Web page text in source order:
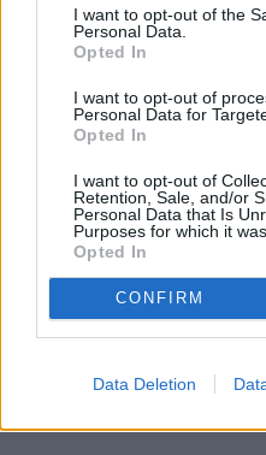
cualquier momento entrando
visitando nuestra política de
I want to opt-out of the
Personal Data.
Opted In
I want to opt-out of
Personal Data for
Opted In
I want to opt-out of
Retention, Sale, and/or
Personal Data that Is
Purposes for which it
Opted In
CONFIRM
Data Deletion